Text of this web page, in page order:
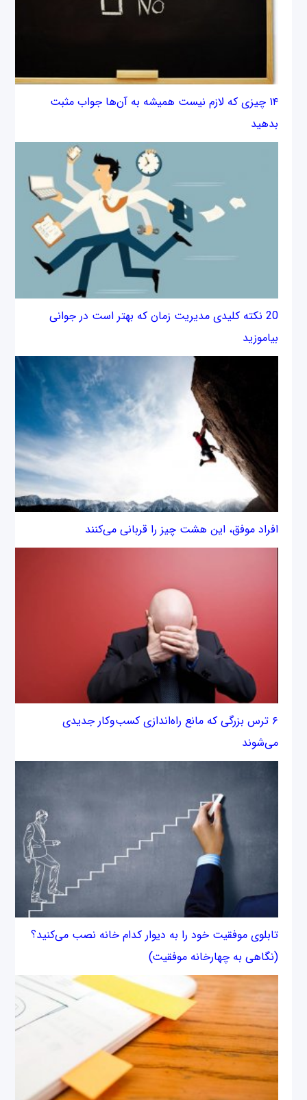
۱۴ چیزی که لازم نیست همیشه به آن‌ها جواب مثبت
بدهید
20 نكته كليدی مديريت زمان كه بهتر است در جوانی
بیاموزید
افراد موفق، این هشت چیز را قربانی می‌کنند
۶ ترس بزرگی که مانع راه‌اندازی کسب‌وکار جدیدی
می‌شوند
تابلوی موفقیت خود را به دیوار کدام خانه نصب می‌کنید؟
(نگاهی به چهارخانه موفقیت)